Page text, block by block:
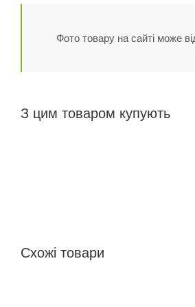
Фото товару на сайті може
З цим товаром купують
Схожі товари